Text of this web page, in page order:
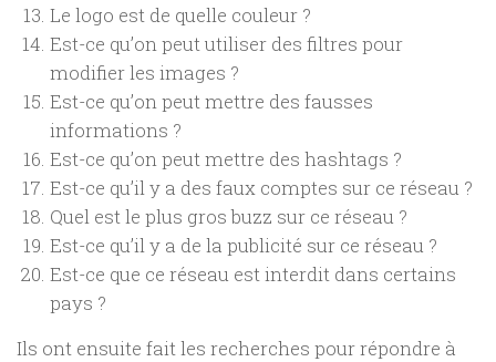
Le logo est de quelle couleur ?
Est-ce qu’on peut utiliser des filtres pour
modifier les images ?
Est-ce qu’on peut mettre des fausses
informations ?
Est-ce qu’on peut mettre des hashtags ?
Est-ce qu’il y a des faux comptes sur ce réseau ?
Quel est le plus gros buzz sur ce réseau ?
Est-ce qu’il y a de la publicité sur ce réseau ?
Est-ce que ce réseau est interdit dans certains
pays ?
Ils ont ensuite fait les recherches pour répondre à